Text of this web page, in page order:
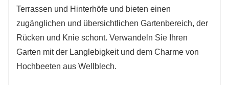
Terrassen und Hinterhöfe und bieten einen
zugänglichen und übersichtlichen Gartenbereich, der
Rücken und Knie schont. Verwandeln Sie Ihren
Garten mit der Langlebigkeit und dem Charme von
Hochbeeten aus Wellblech.